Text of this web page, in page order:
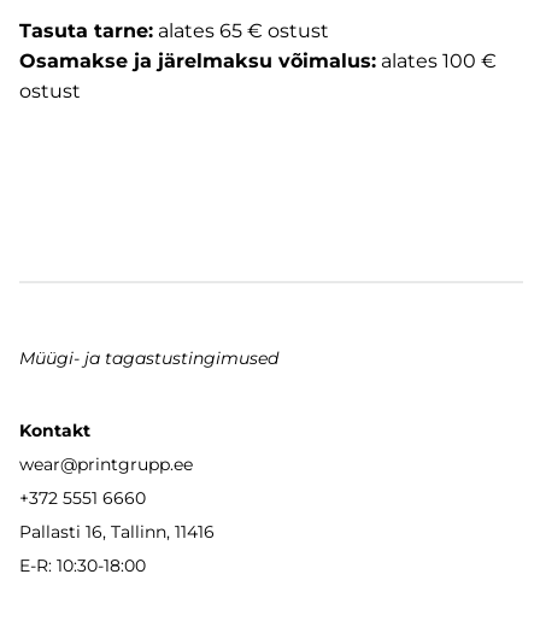
Tasuta tarne: alates 65 € ostust
Osamakse ja järelmaksu võimalus: alates 100 €
ostust
Müügi- ja tagastustingimused
Kontakt
wear@printgrupp.ee
+372 5551 6660
Pallasti 16, Tallinn, 11416
E-R: 10:30-18:00